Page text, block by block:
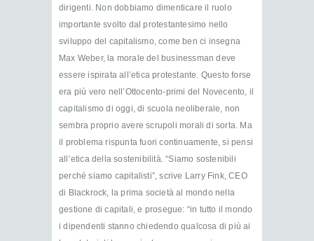
dirigenti. Non dobbiamo dimenticare il ruolo
importante svolto dal protestantesimo nello
sviluppo del capitalismo, come ben ci insegna
Max Weber, la morale del businessman deve
essere ispirata all’etica protestante. Questo forse
era più vero nell’Ottocento-primi del Novecento, il
capitalismo di oggi, di scuola neoliberale, non
sembra proprio avere scrupoli morali di sorta. Ma
il problema rispunta fuori continuamente, si pensi
all’etica della sostenibilità. “Siamo sostenibili
perché siamo capitalisti”, scrive Larry Fink, CEO
di Blackrock, la prima società al mondo nella
gestione di capitali, e prosegue: “in tutto il mondo
i dipendenti stanno chiedendo qualcosa di più ai